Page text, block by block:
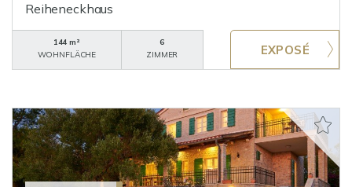
Reiheneckhaus
144 m²
WOHNFLÄCHE
6
ZIMMER